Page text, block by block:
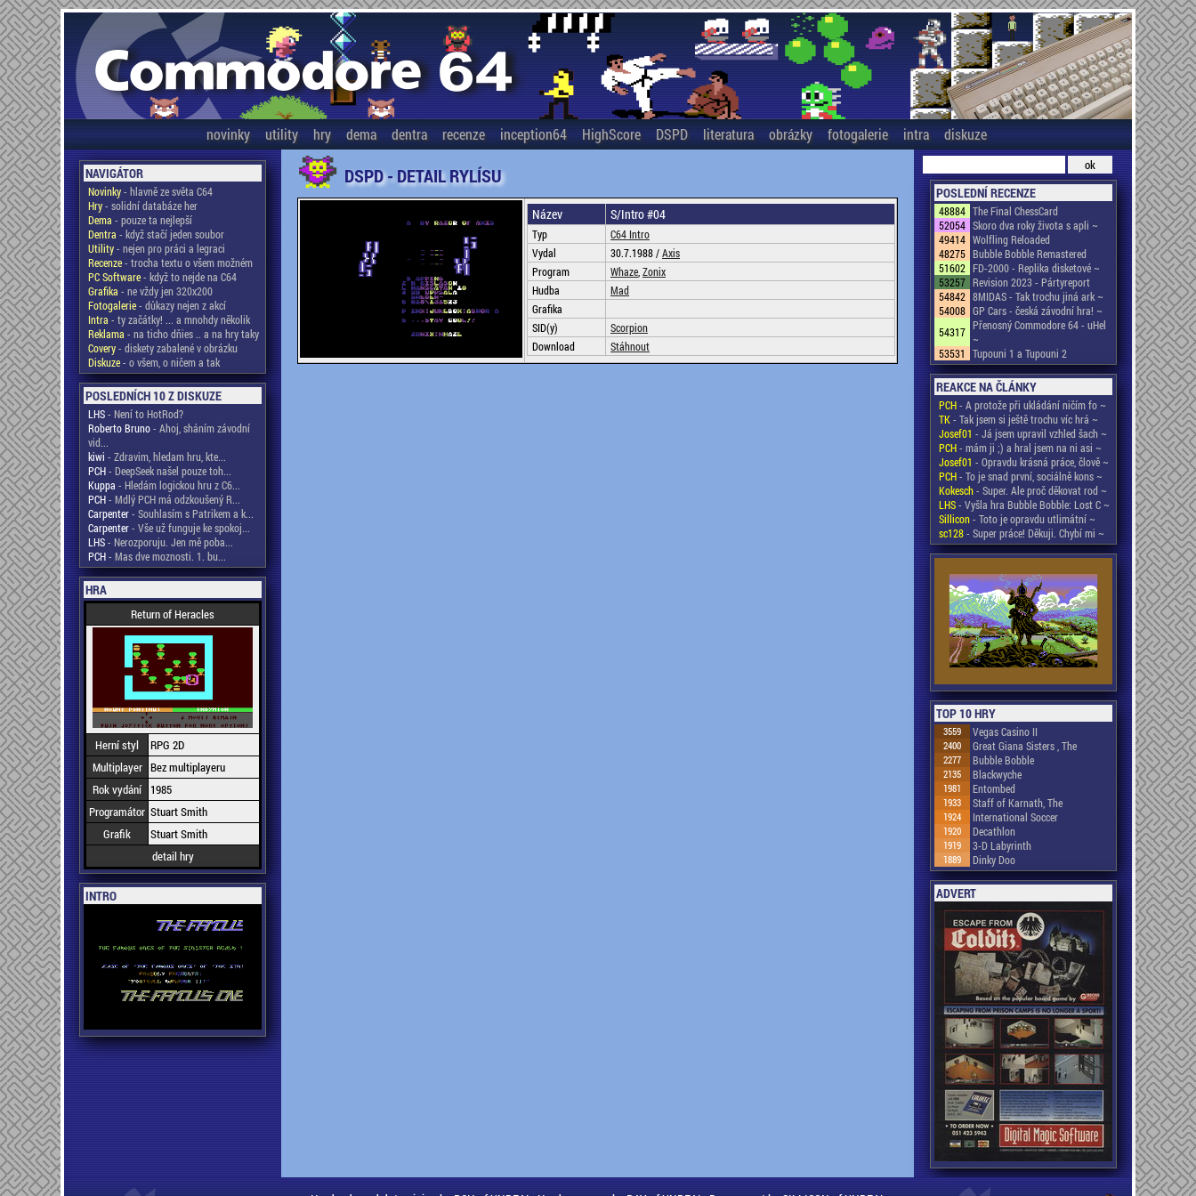
novinky utility hry dema dentra recenze inception64 HighScore DSPD literatura obrázky fotogalerie intra diskuze
NAVIGÁTOR
Novinky- hlavně ze světa C64
Hry- solidní databáze her
Dema - pouze ta nejlepší
Dentra - když stačí jeden soubor
Utility- nejen pro práci a legraci
Recenze- trocha textu o všem možném
PC Software- když to nejde na C64
Grafika - ne vždy jen 320x200
Fotogalerie- důkazy nejen z akcí
Intra - ty začátky! ... a mnohdy několik
Reklama - na ticho dňies .. a na hry taky
Covery- diskety zabalené v obrázku
Diskuze- o všem, o ničem a tak
POSLEDNÍCH 10 Z DISKUZE
LHS- Není to HotRod?
Roberto Bruno- Ahoj, sháním závodní
vid...
kiwi - Zdravim, hledam hru, kte...
PCH- DeepSeek našel pouze toh...
Kuppa - Hledám logickou hru z C6...
PCH- Mdlý PCH má odzkoušený R...
Carpenter- Souhlasím s Patrikem a k...
Carpenter- Vše už funguje ke spokoj...
LHS- Nerozporuju. Jen mě poba...
PCH- Mas dve moznosti. 1. bu...
HRA
Return of Heracles
Herní styl
RPG 2D
Multiplayer Bez multiplayeru
Rok vydání
1985
Programátor Stuart Smith
Grafik
Stuart Smith
detail hry
INTRO
DSPD - DETAIL RYLÍSU
Název S/Intro #04
Typ
C64 Intro
Vydal
30.7.1988 /Axis
Program
Whaze Zonix
Hudba
Mad
Grafika
SID(y)
Scorpion
Download
Stáhnout
POSLEDNÍ RECENZE
48884 The Final ChessCard
52054 Skoro dva roky života s apli ~
49414 Wolfling Reloaded
48275 Bubble Bobble Remastered
51602 FD-2000 - Replika disketové ~
53257 Revision 2023 - Pártyreport
54842 8MIDAS - Tak trochu jiná ark ~
54008 GP Cars - česká závodní hra! ~
54317 Přenosný Commodore 64 - uHel
~
53531
Tupouni 1 a Tupouni 2
REAKCE NA ČLÁNKY
PCH- A protože při ukládání ničím fo ~
TK- Tak jsem si ještě trochu víc hrá ~
Josef01 - Já jsem upravil vzhled šach ~
PCH- mám ji ;) a hral jsem na ni asi ~
Josef01 - Opravdu krásná práce, člově ~
PCH- To je snad první, sociálně kons ~
Kokesch- Super. Ale proč děkovat rod ~
LHS- Vyšla hra Bubble Bobble: Lost C ~
Sillicon- Toto je opravdu utlimátní ~
sc128- Super práce! Děkuji. Chybí mi ~
TOP 10 HRY
3559 Vegas Casino II
2400 Great Giana Sisters , The
2277 Bubble Bobble
2135 Blackwyche
1981 Entombed
1933 Staff of Karnath, The
1924 International Soccer
1920 Decathlon
1919 3-D Labyrinth
1889 Dinky Doo
ADVERT